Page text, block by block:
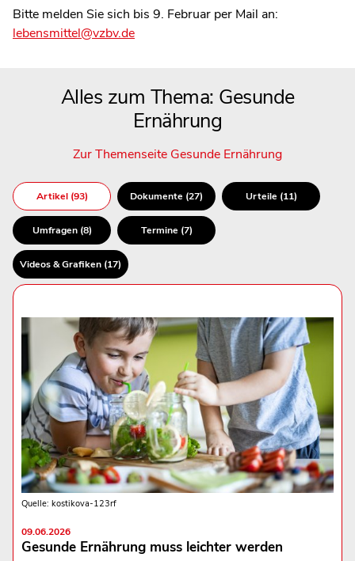
Bitte melden Sie sich bis 9. Februar per Mail an:
lebensmittel@vzbv.de
Alles zum Thema: Gesunde
Ernährung
Zur Themenseite Gesunde Ernährung
Artikel (93) Dokumente (27) Urteile (11)
Umfragen (8) Termine (7)
Videos & Grafiken (17)
Quelle: kostikova-123rf
09.06.2026
Gesunde Ernährung muss leichter werden